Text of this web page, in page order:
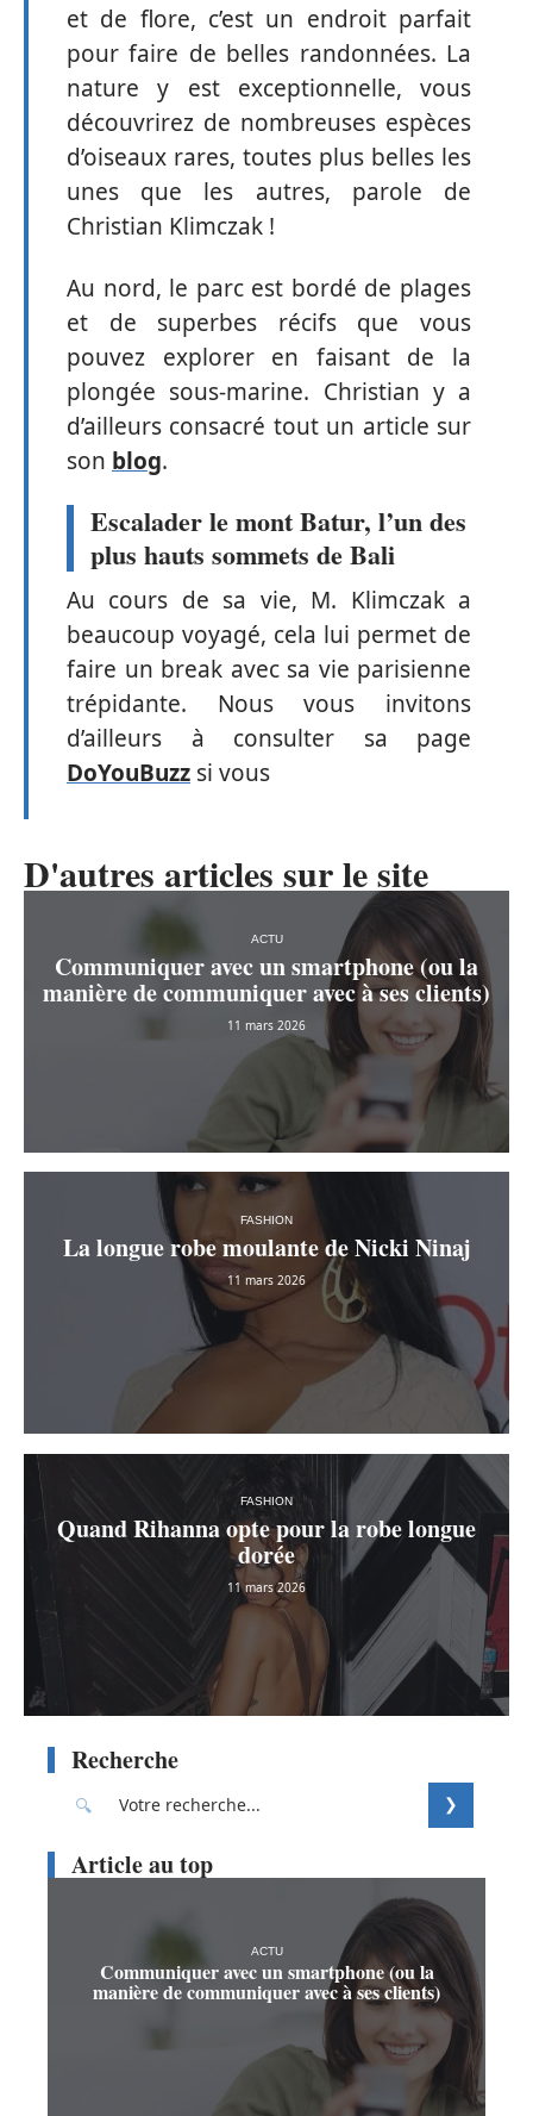
et de flore, c’est un endroit parfait
pour faire de belles randonnées. La
nature y est exceptionnelle, vous
découvrirez de nombreuses espèces
d’oiseaux rares, toutes plus belles les
unes que les autres, parole de
Christian Klimczak !
Au nord, le parc est bordé de plages
et de superbes récifs que vous
pouvez explorer en faisant de la
plongée sous-marine. Christian y a
d’ailleurs consacré tout un article sur
son blog.
Escalader le mont Batur, l’un des
plus hauts sommets de Bali
Au cours de sa vie, M. Klimczak a
beaucoup voyagé, cela lui permet de
faire un break avec sa vie parisienne
trépidante. Nous vous invitons
d’ailleurs à consulter sa page
DoYouBuzz si vous
D'autres articles sur le site
ACTU
Communiquer avec un smartphone (ou la
manière de communiquer avec à ses clients)
11 mars 2026
FASHION
La longue robe moulante de Nicki Ninaj
11 mars 2026
FASHION
Quand Rihanna opte pour la robe longue
dorée
11 mars 2026
Recherche
Article au top
ACTU
Communiquer avec un smartphone (ou la
manière de communiquer avec à ses clients)